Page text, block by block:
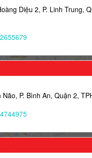
Diệu 2, P. Linh Trung,
Não, P. Bình An, Quận 2,